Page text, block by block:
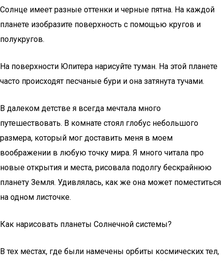
Солнце имеет разные оттенки и черные пятна. На каждой
планете изобразите поверхность с помощью кругов и
полукругов.
На поверхности Юпитера нарисуйте туман. На этой планете
часто происходят песчаные бури и она затянута тучами.
В далеком детстве я всегда мечтала много
путешествовать. В комнате стоял глобус небольшого
размера, который мог доставить меня в моем
воображении в любую точку мира. Я много читала про
новые открытия и места, рисовала подолгу бескрайнюю
планету Земля. Удивлялась, как же она может поместиться
на одном листочке.
Как нарисовать планеты Солнечной системы?
В тех местах, где были намечены орбиты космических тел,